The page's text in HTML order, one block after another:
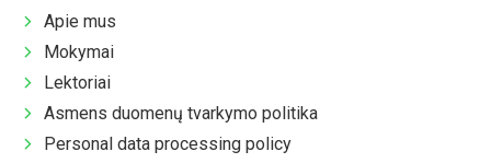
Apie mus
Mokymai
Lektoriai
Asmens duomenų tvarkymo politika
Personal data processing policy